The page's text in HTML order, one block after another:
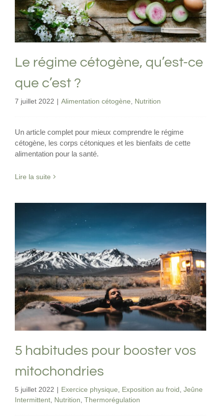
Alimentation cétogène Nutrition
Le régime cétogène, qu’est-ce
que c’est ?
7 juillet 2022 | Alimentation cétogène Nutrition
Un article complet pour mieux comprendre le régime
cétogène, les corps cétoniques et les bienfaits de cette
alimentation pour la santé.
Lire la suite
5 habitudes pour booster vos
mitochondries
Exercice physique Exposition au froid Jeûne
Intermittent Nutrition Thermorégulation
5 habitudes pour booster vos
mitochondries
5 juillet 2022 | Exercice physique Exposition au froid Jeûne
Intermittent Nutrition Thermorégulation